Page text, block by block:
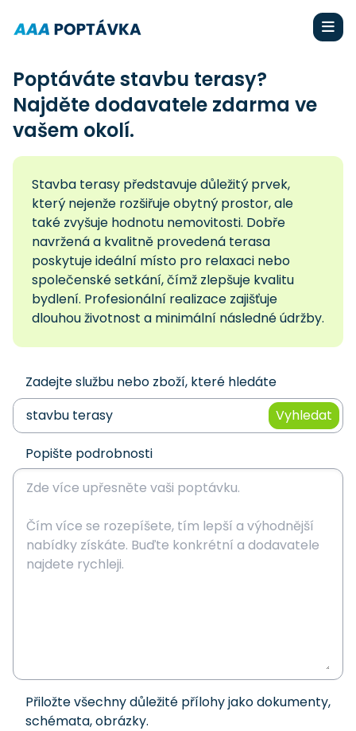
Poptáváte stavbu terasy?
Najděte dodavatele zdarma ve
vašem okolí.
Stavba terasy představuje důležitý prvek,
který nejenže rozšiřuje obytný prostor, ale
také zvyšuje hodnotu nemovitosti. Dobře
navržená a kvalitně provedená terasa
poskytuje ideální místo pro relaxaci nebo
společenské setkání, čímž zlepšuje kvalitu
bydlení. Profesionální realizace zajišťuje
dlouhou životnost a minimální následné údržby.
Zadejte službu nebo zboží, které hledáte
Vyhledat
Popište podrobnosti
Přiložte všechny důležité přílohy jako dokumenty,
schémata, obrázky.